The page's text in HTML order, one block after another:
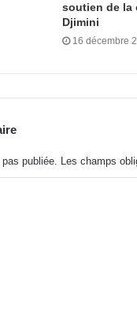
soutien de la
Djimini
16 décembre
publiée. Les champs